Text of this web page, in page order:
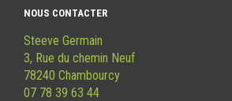
NOUS CONTACTER
Steeve Germain
3, Rue du chemin Neuf
78240 Chambourcy
07 78 39 63 44